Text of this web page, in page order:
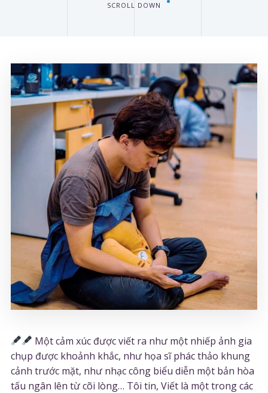
SCROLL DOWN
Một cảm xúc được viết ra như một nhiếp ảnh gia
chụp được khoảnh khắc, như họa sĩ phác thảo khung
cảnh trước mặt, như nhạc công biểu diễn một bản hòa
tấu ngân lên từ cõi lòng… Tôi tin, Viết là một trong các